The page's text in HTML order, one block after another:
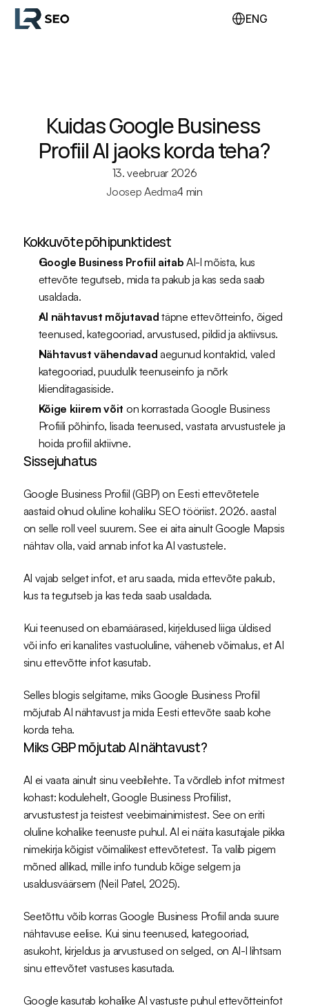
ENG
Kuidas Google Business
Profiil AI jaoks korda teha?
13. veebruar 2026
Joosep Aedma4 min
Kokkuvõte põhipunktidest
Google Business Profiil aitab AI-l mõista, kus
ettevõte tegutseb, mida ta pakub ja kas seda saab
usaldada.
AI nähtavust mõjutavad täpne ettevõtteinfo, õiged
teenused, kategooriad, arvustused, pildid ja aktiivsus.
Nähtavust vähendavad aegunud kontaktid, valed
kategooriad, puudulik teenuseinfo ja nõrk
klienditagasiside.
Kõige kiirem võit on korrastada Google Business
Profiili põhinfo, lisada teenused, vastata arvustustele ja
hoida profiil aktiivne.
Sissejuhatus
Google Business Profiil (GBP) on Eesti ettevõtetele
aastaid olnud oluline kohaliku SEO tööriist. 2026. aastal
on selle roll veel suurem. See ei aita ainult Google Mapsis
nähtav olla, vaid annab infot ka AI vastustele.
AI vajab selget infot, et aru saada, mida ettevõte pakub,
kus ta tegutseb ja kas teda saab usaldada.
Kui teenused on ebamäärased, kirjeldused liiga üldised
või info eri kanalites vastuoluline, väheneb võimalus, et AI
sinu ettevõtte infot kasutab.
Selles blogis selgitame, miks Google Business Profiil
mõjutab AI nähtavust ja mida Eesti ettevõte saab kohe
korda teha.
Miks GBP mõjutab AI nähtavust?
AI ei vaata ainult sinu veebilehte. Ta võrdleb infot mitmest
kohast: kodulehelt, Google Business Profiilist,
arvustustest ja teistest veebimainimistest. See on eriti
oluline kohalike teenuste puhul. AI ei näita kasutajale pikka
nimekirja kõigist võimalikest ettevõtetest. Ta valib pigem
mõned allikad, mille info tundub kõige selgem ja
usaldusväärsem (Neil Patel, 2025).
Seetõttu võib korras Google Business Profiil anda suure
nähtavuse eelise. Kui sinu teenused, kategooriad,
asukoht, kirjeldus ja arvustused on selged, on AI-l lihtsam
sinu ettevõtet vastuses kasutada.
Google kasutab kohalike AI vastuste puhul ettevõtteinfot